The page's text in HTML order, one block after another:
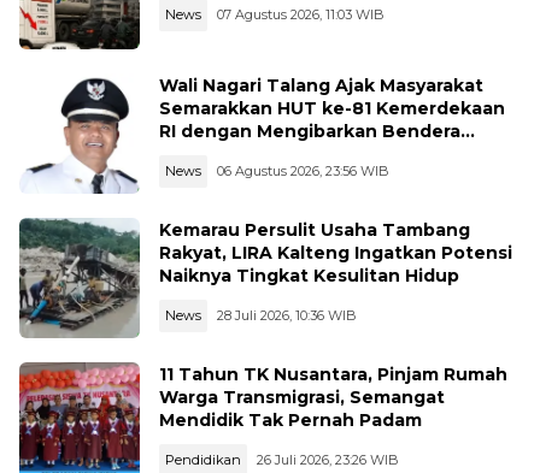
News 07 Agustus 2026, 11:03 WIB
Wali Nagari Talang Ajak Masyarakat
Semarakkan HUT ke-81 Kemerdekaan
RI dengan Mengibarkan Bendera
News 06 Agustus 2026, 23:56 WIB
Kemarau Persulit Usaha Tambang
Rakyat, LIRA Kalteng Ingatkan Potensi
Naiknya Tingkat Kesulitan Hidup
News 28 Juli 2026, 10:36 WIB
11 Tahun TK Nusantara, Pinjam Rumah
Warga Transmigrasi, Semangat
Mendidik Tak Pernah Padam
Pendidikan 26 Juli 2026, 23:26 WIB